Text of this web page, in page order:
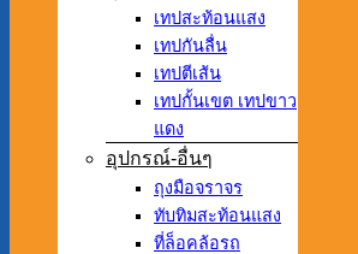
เทปสะท้อนแสง
เทปกันลื่น
เทปตีเส้น
เทปกั้นเขต เทปขาว
แดง
อุปกรณ์-อื่นๆ
ถุงมือจราจร
ทับทิมสะท้อนแสง
ที่ล็อคล้อรถ